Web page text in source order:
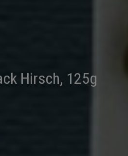
Hirsch, 125g